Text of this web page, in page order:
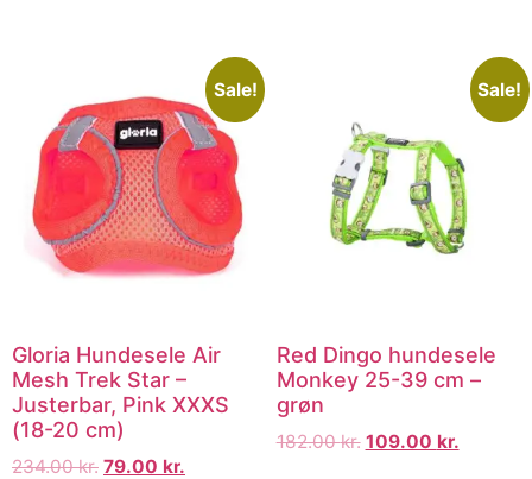
Sale!
Gloria Hundesele Air
Mesh Trek Star –
Justerbar, Pink XXXS
(18-20 cm)
234.00kr. 79.00 kr.
Sale!
Red Dingo hundesele
Monkey 25-39 cm –
grøn
182.00kr. 109.00 kr.